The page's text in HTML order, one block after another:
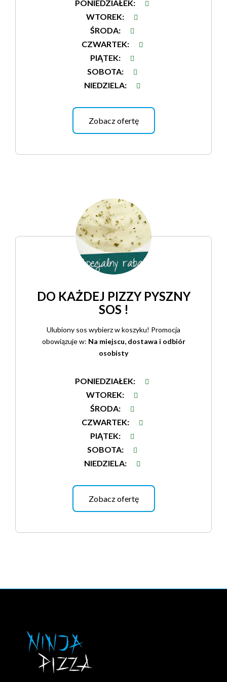
PONIEDZIAŁEK:
WTOREK:
ŚRODA:
CZWARTEK:
PIĄTEK:
SOBOTA:
NIEDZIELA:
Zobacz ofertę
DO KAŻDEJ PIZZY PYSZNY
SOS !
Ulubiony sos wybierz w koszyku! Promocja
obowiązuje w: Na miejscu, dostawa i odbiór
osobisty
PONIEDZIAŁEK:
WTOREK:
ŚRODA:
CZWARTEK:
PIĄTEK:
SOBOTA:
NIEDZIELA:
Zobacz ofertę